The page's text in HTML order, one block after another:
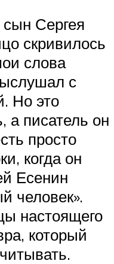
сын Сергея
скривилось
слова
с
Но это
а писатель он
просто
когда он
Есенин
человек».
настоящего
который